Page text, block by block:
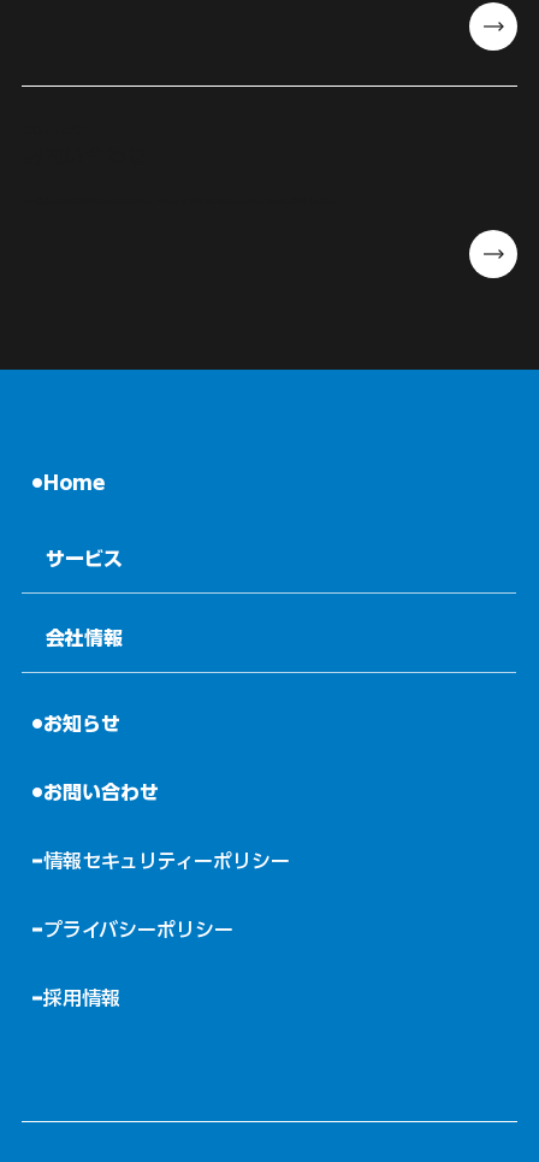
Home
会社情報
サービス
情報セキュリティーポリシー
プライバシーポリシー
お知らせ
お問い合わせ
採用情報